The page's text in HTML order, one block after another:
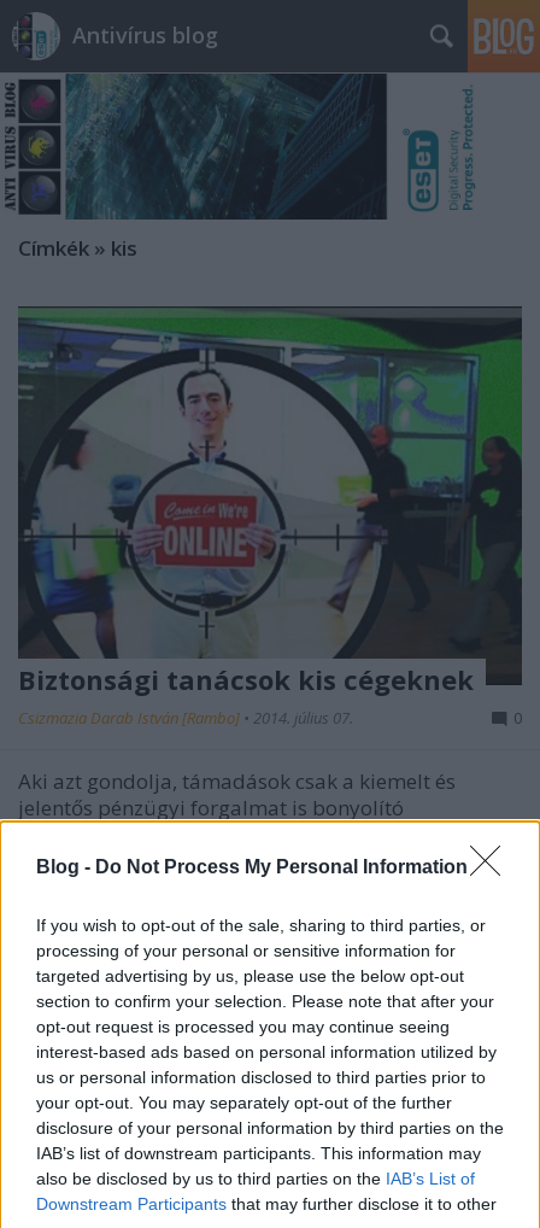
Blog - Do Not Process My Personal Information
If you wish to opt-out of the sale, sharing to third parties, or
processing of your personal or sensitive information for
targeted advertising by us, please use the below opt-out
section to confirm your selection. Please note that after your
opt-out request is processed you may continue seeing
interest-based ads based on personal information utilized by
us or personal information disclosed to third parties prior to
your opt-out. You may separately opt-out of the further
disclosure of your personal information by third parties on the
IAB’s list of downstream participants. This information may
also be disclosed by us to third parties on the IAB’s List of
Downstream Participants that may further disclose it to other
Antivírus blog
Címkék » kis
Biztonsági tanácsok kis cégeknek
Csizmazia Darab István [Rambo] • 2014. július 07. 0
Aki azt gondolja, támadások csak a kiemelt és
jelentős pénzügyi forgalmat is bonyolító
kiberveszélyekkel kapcsolatban mindenképpen ki
közepes vállalat, vállalkozás szempontjából is fontos
és kritikus…